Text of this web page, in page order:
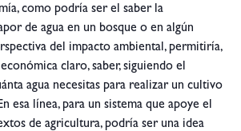
como podría ser el saber la
de agua en un bosque o en algún
del impacto ambiental, permitiría,
claro, saber, siguiendo el
agua necesitas para realizar un cultivo
esa línea, para un sistema que apoye el
de agricultura, podría ser una idea